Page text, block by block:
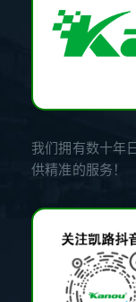
我们拥有数十年
供精准的服务！